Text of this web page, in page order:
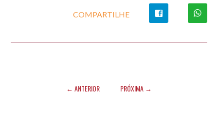
COMPARTILHE
← ANTERIOR PRÓXIMA →